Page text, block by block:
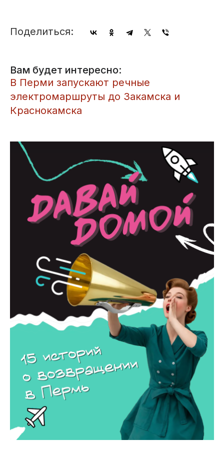
Поделиться:
Вам будет интересно:
​В Перми запускают речные
электромаршруты до Закамска и
Краснокамска